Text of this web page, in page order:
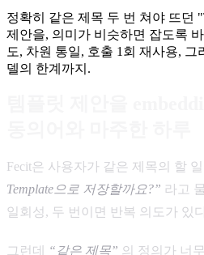
정확히 같은 제목 두 번 쳐야 뜨던
제안을, 의미가 비슷하면 잡도록
도, 차원 통일, 호출 1회 재사용, 그
델의 한계까지.
Fecit은 사용자가 같은 제목의 할
Template으로 저장할까요?” 라고
일회성, 두 번이면 반복 의도가 있
그런데 “같은 제목” 의 정의가 너